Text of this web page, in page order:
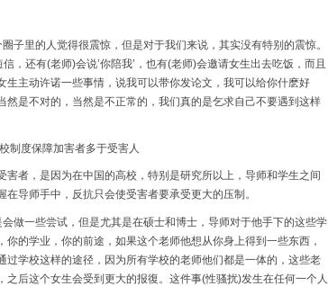
子里的人觉得很震惊，但是对于我们来说，其实没有特别的震惊。
，还有(老师)会说’你陪我’，也有(老师)会邀请女生出去吃饭，而且
生主动许诺一些事情，说我可以带你发论文，我可以给你什麽好
然是不对的，当然是不正常的，我们真的是乞求自己不要遇到这样
制度保障加害者多于受害人
害者，是因为在中国的高校，特别是研究所以上，导师和学生之间
导师手中，反抗只会使受害者要承受更大的压制。
做一些尝试，但是尤其是在硕士和博士，导师对于他手下的这些学
的学业，你的前途，如果这个老师他想从你身上得到一些东西，
过学校这样的途径，因为所有学校的老师他们都是一体的，这些老
之后这个女生会受到更大的报復。这件事(性骚扰)发生在任何一个人